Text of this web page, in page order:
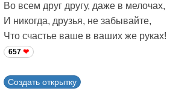
Во всем друг другу, даже в мелочах,
И никогда, друзья, не забывайте,
Что счастье ваше в ваших же руках!
657
Создать открытку